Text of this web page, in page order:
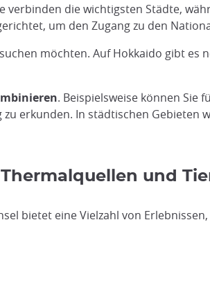
die wichtigsten Städte,
um den Zugang zu den
möchten. Auf Hokkaido gibt es
. Beispielsweise können Sie
erkunden. In städtischen Gebieten
und
bietet eine Vielzahl von